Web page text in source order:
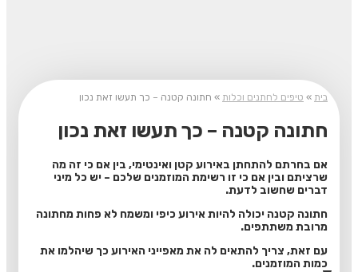
בית » טיפים לחתנים וכלות » חתונה קטנה – כך תעשו זאת נכון
חתונה קטנה – כך תעשו זאת נכון
אם בחרתם להתחתן באירוע קטן ואינטימי, בין אם כי זה מה
שרציתם ובין אם כי זו רשימת המוזמנים שלכם – יש כל מיני
דברים שחשוב לדעת.
חתונה קטנה יכולה להיות אירוע כיפי ומשמח לא פחות מחתונה
מרובת משתתפים.
עם זאת, צריך להתאים לה את מאפייני האירוע כך שיהלמו את
כמות המוזמנים.